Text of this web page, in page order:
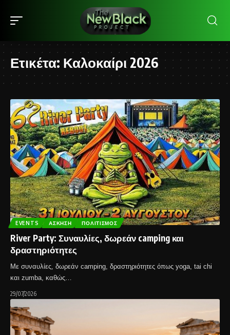
Ετικέτα: Καλοκαίρι 2026
EVENTS ΆΣΚΗΣΗ ΠΟΛΙΤΙΣΜΌΣ
River Party: Συναυλίες, δωρεάν camping και
δραστηριότητες
Με συναυλίες, δωρεάν camping, δραστηριότητες όπως yoga, tai chi
και zumba, καθώς…
29/07/2026